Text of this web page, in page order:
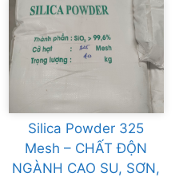
Silica Powder 325
Mesh – CHẤT ĐỘN
NGÀNH CAO SU, SƠN,